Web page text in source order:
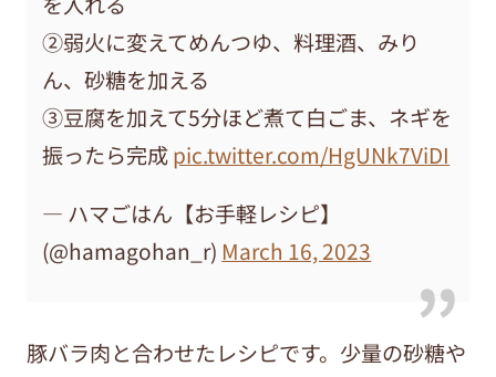
②弱火に変えてめんつゆ、料理酒、みり
ん、砂糖を加える
③豆腐を加えて5分ほど煮て白ごま、ネギを
振ったら完成pic.twitter.com/HgUNk7ViDI
— ハマごはん【お手軽レシピ】
(@hamagohan_r) March 16, 2023
豚バラ肉と合わせたレシピです。少量の砂糖や